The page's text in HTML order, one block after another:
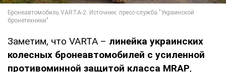
Заметим, что VARTA – линейка украинских
колесных бронеавтомобилей с усиленной
противоминной защитой класса MRAP,